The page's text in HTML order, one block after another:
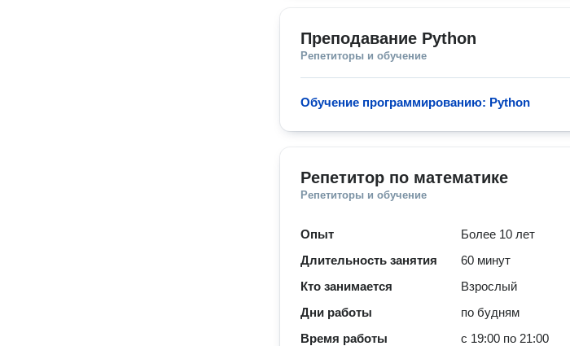
Преподавание Python
Репетиторы и обучение
Обучение программированию: Python
Репетитор по математике
Репетиторы и обучение
Опыт
Более 10 лет
Длительность занятия
60 минут
Кто занимается
Взрослый
Дни работы
по будням
Время работы
с 19:00 по 21:00